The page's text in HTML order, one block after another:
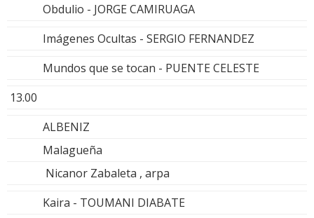
Obdulio - JORGE CAMIRUAGA
Imágenes Ocultas - SERGIO FERNANDEZ
Mundos que se tocan - PUENTE CELESTE
13.00
ALBENIZ
Malagueña
Nicanor Zabaleta , arpa
Kaira - TOUMANI DIABATE